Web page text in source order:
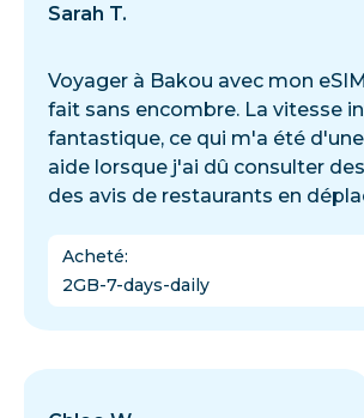
Sarah T.
Voyager à Bakou avec mon
fait sans encombre. La vitesse
fantastique, ce qui m'a été
aide lorsque j'ai dû consulter
des avis de restaurants en
Acheté:
2GB-7-days-daily